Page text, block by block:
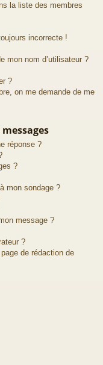
la liste des membres
incorrecte !
mon nom d’utilisateur ?
?
on me demande de me
réponse ?
?
mon sondage ?
message ?
?
de rédaction de